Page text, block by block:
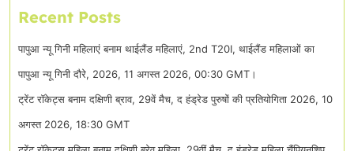
Recent Posts
पापुआ न्यू गिनी महिलाएं बनाम थाईलैंड महिलाएं, 2nd T20I, थाईलैंड महिलाओं का
पापुआ न्यू गिनी दौरे, 2026, 11 अगस्त 2026, 00:30 GMT।
ट्रेंट रॉकेट्स बनाम दक्षिणी ब्राव, 29वें मैच, द हंड्रेड पुरुषों की प्रतियोगिता 2026, 10
अगस्त 2026, 18:30 GMT